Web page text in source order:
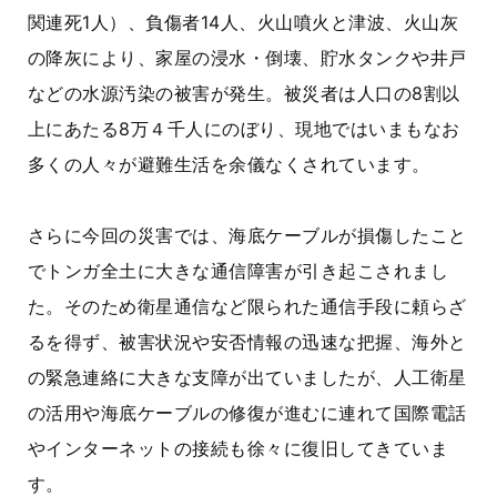
関連死1人）、負傷者14人、火山噴火と津波、火山灰
の降灰により、家屋の浸水・倒壊、貯水タンクや井戸
などの水源汚染の被害が発生。被災者は人口の8割以
上にあたる8万４千人にのぼり、現地ではいまもなお
多くの人々が避難生活を余儀なくされています。
さらに今回の災害では、海底ケーブルが損傷したこと
でトンガ全土に大きな通信障害が引き起こされまし
た。そのため衛星通信など限られた通信手段に頼らざ
るを得ず、被害状況や安否情報の迅速な把握、海外と
の緊急連絡に大きな支障が出ていましたが、人工衛星
の活用や海底ケーブルの修復が進むに連れて国際電話
やインターネットの接続も徐々に復旧してきていま
す。